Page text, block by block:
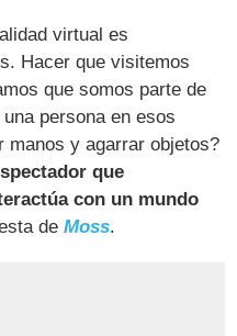
virtual es
Hacer que visitemos
que somos parte de
persona en esos
manos y agarrar objetos?
que
con un mundo
deMoss.